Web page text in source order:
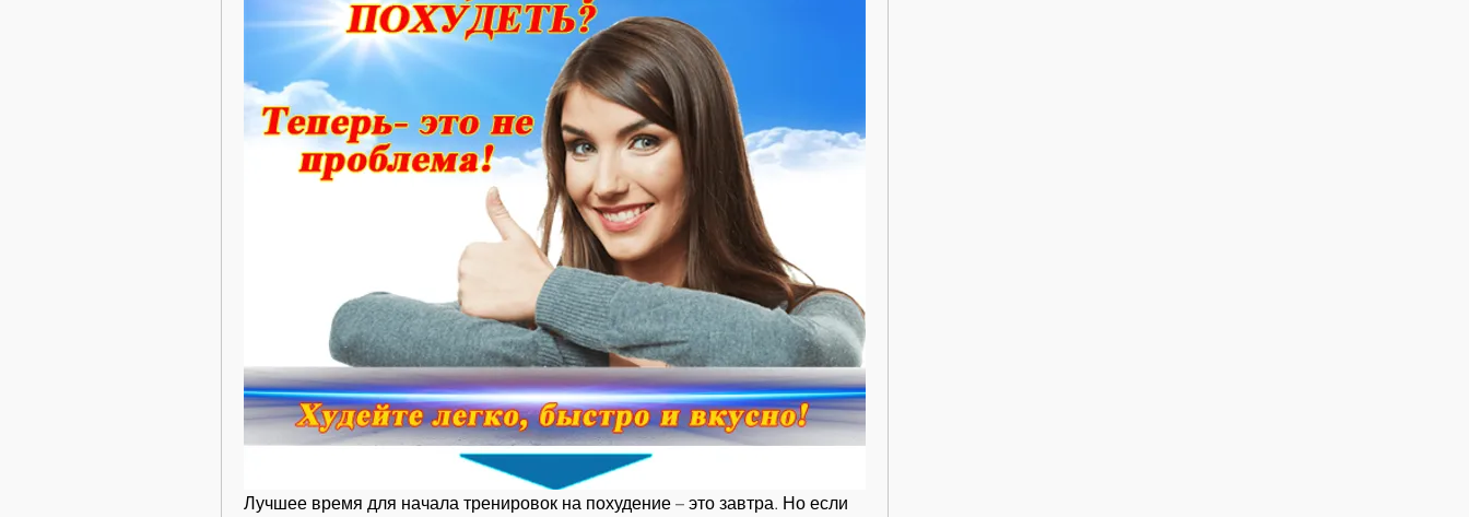
Лучшее время для начала тренировок на похудение – это завтра. Но если